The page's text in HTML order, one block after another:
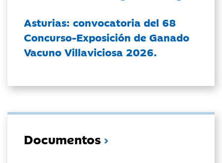
Asturias: convocatoria del 68
Concurso-Exposición de Ganado
Vacuno Villaviciosa 2026.
Documentos